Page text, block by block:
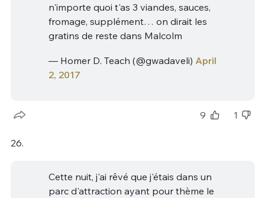
n'importe quoi t'as 3 viandes, sauces,
fromage, supplément… on dirait les
gratins de reste dans Malcolm
— Homer D. Teach (@gwadaveli) April
2, 2017
9 1
26.
Cette nuit, j'ai rêvé que j'étais dans un
parc d'attraction ayant pour thème le